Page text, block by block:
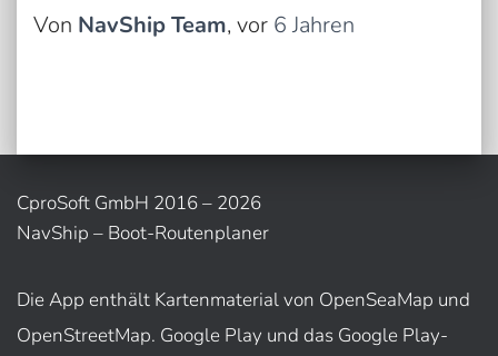
Von NavShip Team, vor 6 Jahren
CproSoft GmbH 2016 – 2026
NavShip – Boot-Routenplaner
Die App enthält Kartenmaterial von OpenSeaMap und
OpenStreetMap. Google Play und das Google Play-